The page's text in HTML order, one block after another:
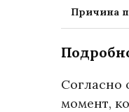
Причина
Согласно
момент,